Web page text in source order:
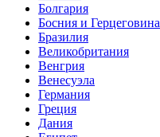
Болгария
Босния и Герцеговина
Бразилия
Великобритания
Венгрия
Венесуэла
Германия
Греция
Дания